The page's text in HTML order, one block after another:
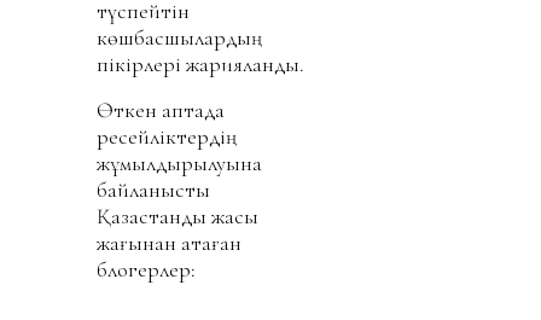
түспейтін
көшбасшылардың
пікірлері жарияланды.
Өткен аптада
ресейліктердің
жұмылдырылуына
байланысты
Қазақстанды жақсы
жағынан атаған
блогерлер: